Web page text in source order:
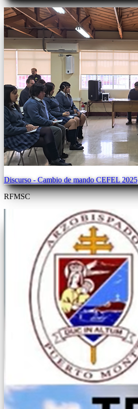
Discurso - Cambio de mando CEFEL 2025
RFMSC